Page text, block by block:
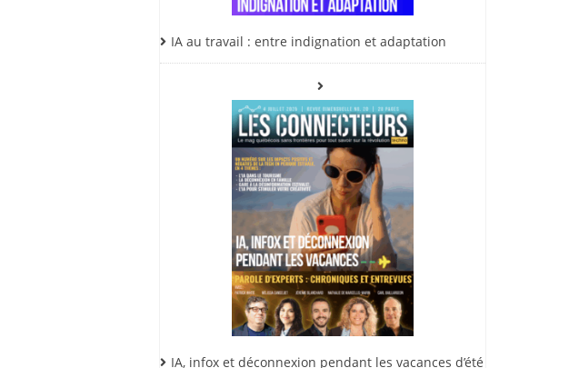
IA au travail : entre indignation et adaptation
IA, infox et déconnexion pendant les vacances d’été